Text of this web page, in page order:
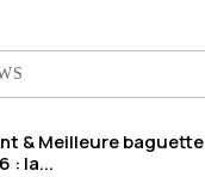
& Meilleure baguette
: la...